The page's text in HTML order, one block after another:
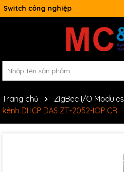
Switch công nghiệp
Trang chủ ZigBee I/O Modules
kênh DI ICP DAS ZT-2052-IOP CR